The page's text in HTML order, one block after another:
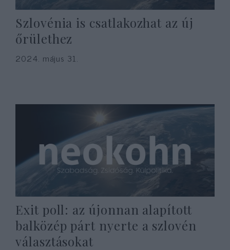
Szlovénia is csatlakozhat az új
őrülethez
2024. május 31.
Exit poll: az újonnan alapított
balközép párt nyerte a szlovén
választásokat